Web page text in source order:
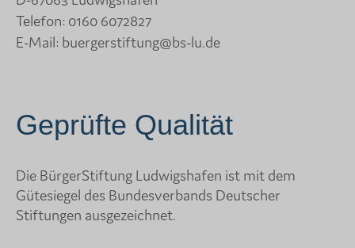
Telefon: 0160 6072827
E-Mail: buergerstiftung@bs-lu.de
Geprüfte Qualität
Die BürgerStiftung Ludwigshafen ist mit dem
Gütesiegel des Bundesverbands Deutscher
Stiftungen ausgezeichnet.